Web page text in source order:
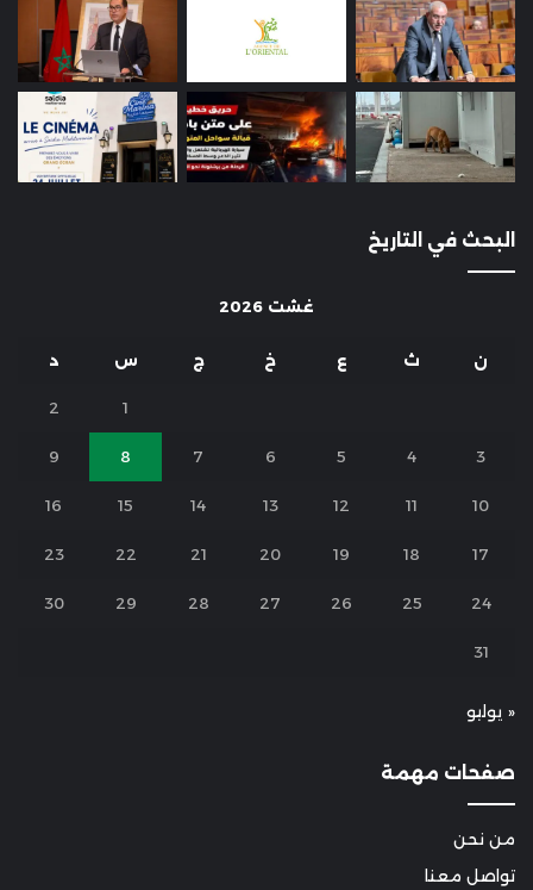
البحث في التاريخ
غشت 2026
ن ث ع خ ج س د
1
2
3
4
5
6
7
8
9
10
11
12
13
14
15
16
17
18
19
20
21
22
23
24
25
26
27
28
29
30
31
« يوليو
صفحات مهمة
من نحن
تواصل معنا